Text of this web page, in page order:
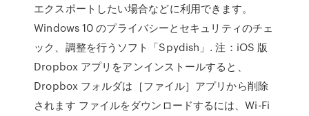
エクスポートしたい場合などに利用できます。
Windows 10 のプライバシーとセキュリティのチェ
ック、調整を行うソフト「Spydish」. 注：iOS 版
Dropbox アプリをアンインストールすると、
Dropbox フォルダは［ファイル］アプリから削除
されます ファイルをダウンロードするには、Wi-Fi